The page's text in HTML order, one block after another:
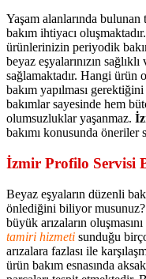
Yaşam alanlarında
bakım ihtiyacı oluşmaktadır.
ürünlerinizin periyodik
beyaz eşyalarınızın
sağlamaktadır. Hangi ürün
bakım yapılması
bakımlar sayesinde hem
olumsuzluklar yaşanmaz.
bakımı konusunda öneriler
İzmir Profilo Servisi
Beyaz eşyaların düzenli
önlediğini biliyor
büyük arızaların
tamiri hizmeti sunduğu
arızalara fazlası ile
ürün bakım esnasında